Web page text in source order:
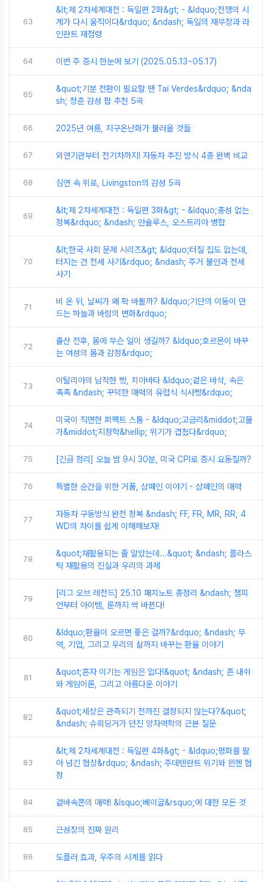
63
&lt;제 2차세계대전 : 독일편 2화&gt; - &ldquo;전쟁의 시
계가 다시 움직이다&rdquo; &ndash; 독일의 재무장과 라
인란트 재점령
64 이번 주 증시 한눈에 보기 (2025.05.13~05.17)
65
&quot;기분 전환이 필요할 땐 Tai Verdes&rdquo; &nda
sh; 청춘 감성 팝 추천 5곡
66 2025년 여름, 지구온난화가 불러올 것들
67 외연기관부터 전기차까지! 자동차 추진 방식 4종 완벽 비교
68 심연 속 위로, Livingston의 감성 5곡
69
&lt;제 2차세계대전 : 독일편 3화&gt; - &ldquo;총성 없는
정복&rdquo; &ndash; 안슐루스, 오스트리아 병합
70
&lt;한국 사회 문제 시리즈&gt; &ldquo;터질 집도 없는데,
터지는 건 전세 사기&rdquo; &ndash; 주거 불안과 전세
사기
71
비 온 뒤, 날씨가 왜 확 바뀔까? &ldquo;기단의 이동이 만
드는 하늘과 바람의 변화&rdquo;
72
출산 전후, 몸에 무슨 일이 생길까? &ldquo;호르몬이 바꾸
는 여성의 몸과 감정&rdquo;
73
이탈리아의 납작한 빵, 치아바타 &ldquo;겉은 바삭, 속은
촉촉 &ndash; 꾸덕한 매력의 유럽식 식사빵&rdquo;
74
미국이 직면한 퍼펙트 스톰 - &ldquo;고금리&middot;고물
가&middot;지정학&hellip; 위기가 겹쳤다&rdquo;
75 [긴급 정리] 오늘 밤 9시 30분, 미국 CPI로 증시 요동칠까?
76 특별한 순간을 위한 거품, 샴페인 이야기 - 샴페인의 매력
77
자동차 구동방식 완전 정복 &ndash; FF, FR, MR, RR, 4
WD의 차이를 쉽게 이해해보자!
78
&quot;재활용되는 줄 알았는데...&quot; &ndash; 플라스
틱 재활용의 진실과 우리의 과제
79
[리그 오브 레전드] 25.10 패치노트 총정리 &ndash; 챔피
언부터 아이템, 룬까지 싹 바뀐다!
80
&ldquo;환율이 오르면 좋은 걸까?&rdquo; &ndash; 무
역, 기업, 그리고 우리의 삶까지 바꾸는 환율 이야기
81
&quot;혼자 이기는 게임은 없다!&quot; &ndash; 존 내쉬
와 게임이론, 그리고 아름다운 이야기
82
&quot;세상은 관측되기 전까진 결정되지 않는다?&quot;
&ndash; 슈뢰딩거가 던진 양자역학의 근본 질문
83
&lt;제 2차세계대전 : 독일편 4화&gt; - &ldquo;평화를 팔
아 넘긴 협상&rdquo; &ndash; 주데텐란트 위기와 뮌헨 협
정
84 겉바속쫀의 매력! &lsquo;베이글&rsquo;에 대한 모든 것
85 근성장의 진짜 원리
86 도플러 효과, 우주의 시계를 읽다